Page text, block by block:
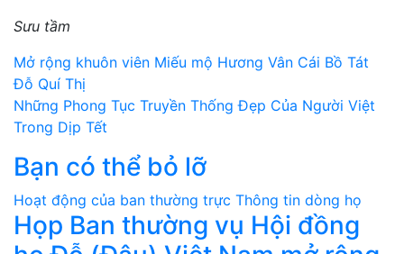
Sưu tầm
Điều
hướng
bài
viết
Mở rộng khuôn viên Miếu mộ Hương Vân Cái Bồ Tát
Đỗ Quí Thị
Những Phong Tục Truyền Thống Đẹp Của Người Việt
Trong Dịp Tết
Bạn có thể bỏ lỡ
Hoạt động của ban thường trực Thông tin dòng họ
Họp Ban thường vụ Hội đồng